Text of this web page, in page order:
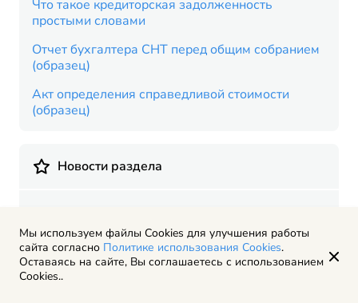
Что такое кредиторская задолженность
простыми словами
Отчет бухгалтера СНТ перед общим собранием
(образец)
Акт определения справедливой стоимости
(образец)
Новости раздела
упрощенной процедуре
ФНС обновила реестр МСП
Мы используем файлы Cookies для улучшения работы
сайта согласно Политике использования Cookies.
Оставаясь на сайте, Вы соглашаетесь с использованием
Cookies..